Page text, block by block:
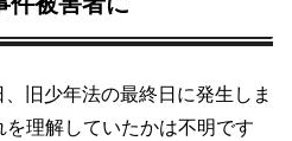
旧少年法の最終日に発生しま
理解していたかは不明です